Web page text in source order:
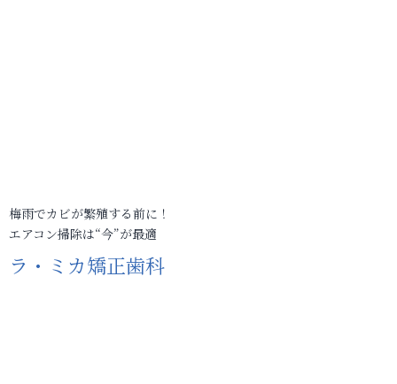
梅雨でカビが繁殖する前に！
エアコン掃除は“今”が最適
ラ・ミカ矯正歯科